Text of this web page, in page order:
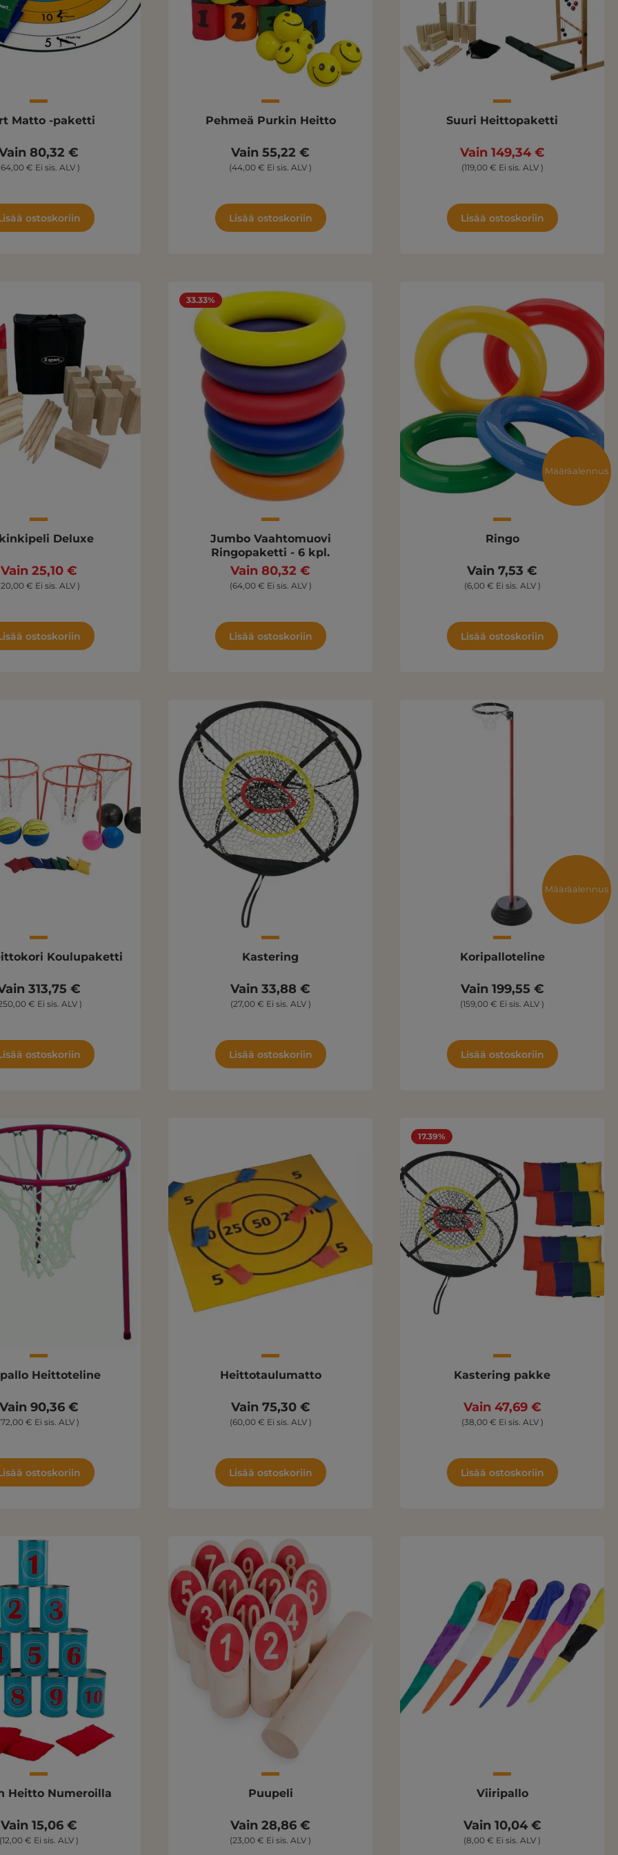
Matto -paketti
80,32 €
€ Ei sis. ALV )
ostoskoriin
Pehmeä Purkin Heitto
Vain 55,22 €
(44,00 € Ei sis. ALV )
Lisää ostoskoriin
Suuri Heittopaketti
Vain 149,34 €
(119,00 € Ei sis. ALV )
Lisää ostoskoriin
Deluxe
Vain 25,10 €
€ Ei sis. ALV )
ostoskoriin
33.33%
Jumbo Vaahtomuovi
Ringopaketti - 6 kpl.
Vain 80,32 €
(64,00 € Ei sis. ALV )
Lisää ostoskoriin
Määräalennus
Ringo
Vain 7,53 €
(6,00 € Ei sis. ALV )
Lisää ostoskoriin
Koulupaketti
313,75 €
€ Ei sis. ALV )
ostoskoriin
Kastering
Vain 33,88 €
(27,00 € Ei sis. ALV )
Lisää ostoskoriin
Määräalennus
Koripalloteline
Vain 199,55 €
(159,00 € Ei sis. ALV )
Lisää ostoskoriin
Heittoteline
90,36 €
€ Ei sis. ALV )
ostoskoriin
Heittotaulumatto
Vain 75,30 €
(60,00 € Ei sis. ALV )
Lisää ostoskoriin
17.39%
Kastering pakke
Vain 47,69 €
(38,00 € Ei sis. ALV )
Lisää ostoskoriin
Heitto Numeroilla
Vain 15,06 €
€ Ei sis. ALV )
Puupeli
Vain 28,86 €
(23,00 € Ei sis. ALV )
Viiripallo
Vain 10,04 €
(8,00 € Ei sis. ALV )